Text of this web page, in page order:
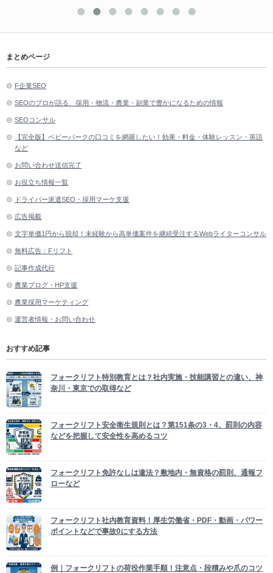
まとめページ
F企業SEO
SEOのプロが語る、採用・物流・農業・副業で豊かになるための情報
SEOコンサル
【完全版】ベビーパークの口コミを網羅したい！効果・料金・体験レッスン・英語
など
お問い合わせ送信完了
お役立ち情報一覧
ドライバー派遣SEO・採用マーケ支援
広告掲載
文字単価1円から脱却！未経験から高単価案件を継続受注するWebライターコンサル
無料広告：Fリフト
記事作成代行
農業ブログ・HP支援
農業採用マーケティング
運営者情報・お問い合わせ
おすすめ記事
フォークリフト特別教育とは？社内実施・技能講習との違い、神
奈川・東京での取得など
フォークリフト安全衛生規則とは？第151条の3・4、罰則の内容
などを把握して安全性を高めるコツ
フォークリフト免許なしは違法？敷地内・無資格の罰則、通報フ
ローなど
フォークリフト社内教育資料！厚生労働省・PDF・動画・パワー
ポイントなどで事故0にする方法
例｜フォークリフトの荷役作業手順！注意点・段積みや爪のコツ